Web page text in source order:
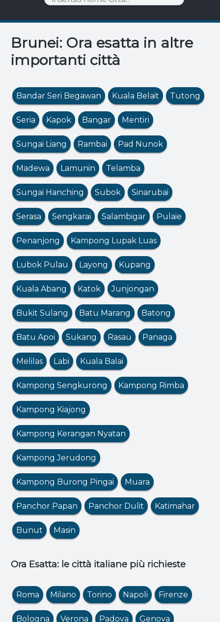
Brunei: Ora esatta in altre
importanti città
Bandar Seri Begawan Kuala Belait Tutong
Seria Kapok Bangar Mentiri
Sungai Liang Rambai Pad Nunok
Madewa Lamunin Telamba
Sungai Hanching Subok Sinarubai
Serasa Sengkarai Salambigar Pulaie
Penanjong Kampong Lupak Luas
Lubok Pulau Layong Kupang
Kuala Abang Katok Junjongan
Bukit Sulang Batu Marang Batong
Batu Apoi Sukang Rasau Panaga
Melilas Labi Kuala Balai
Kampong Sengkurong Kampong Rimba
Kampong Kiajong
Kampong Kerangan Nyatan
Kampong Jerudong
Kampong Burong Pingai Muara
Panchor Papan Panchor Dulit Katimahar
Bunut Masin
Ora Esatta: le città italiane più richieste
Roma Milano Torino Napoli Firenze
Bologna Verona Padova Genova